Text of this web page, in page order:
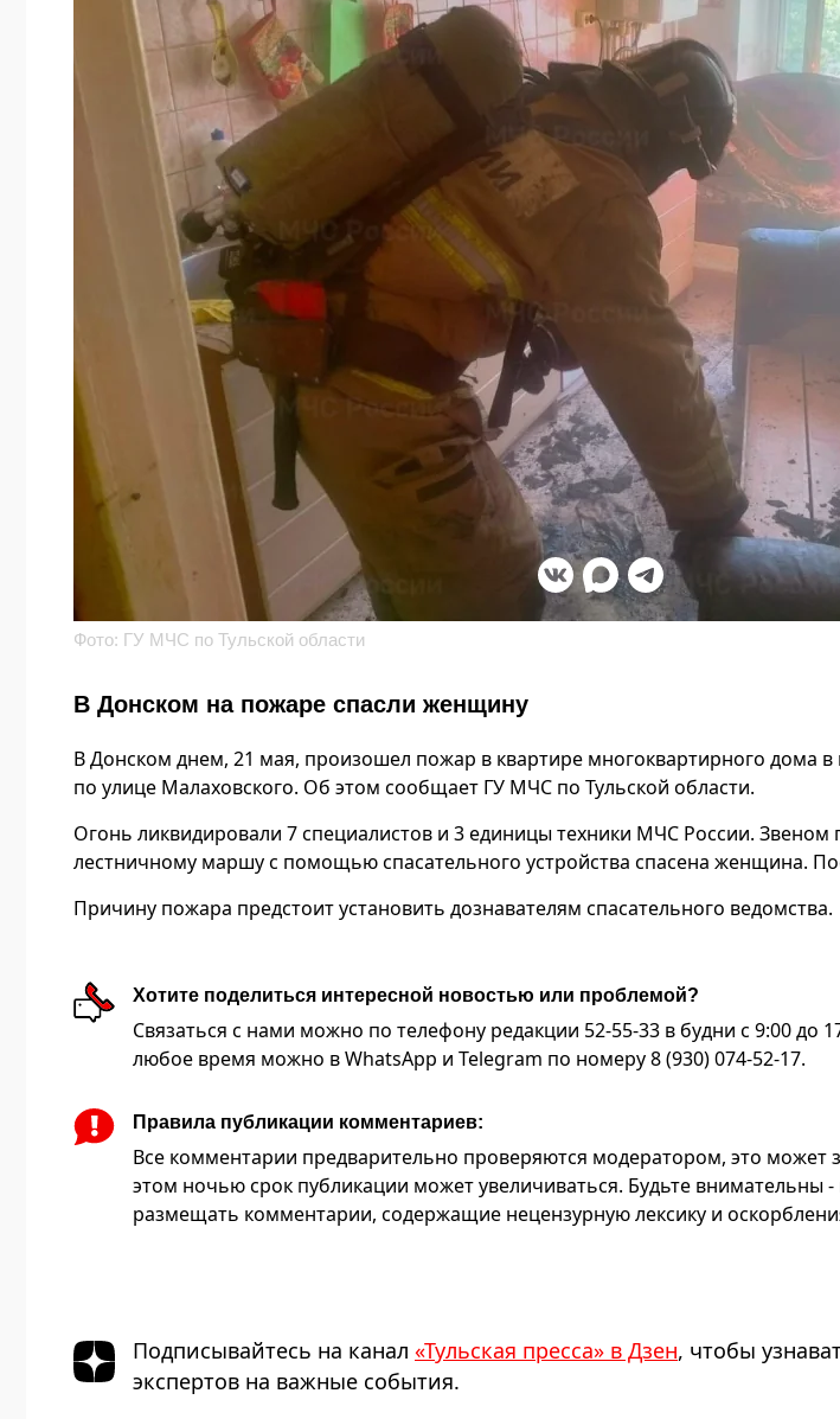
Фото: ГУ МЧС по Тульской области
В Донском на пожаре спасли женщину
В Донском днем, 21 мая, произошел пожар в квартире многоквартирного дома
по улице Малаховского. Об этом сообщает ГУ МЧС по Тульской области.
Огонь ликвидировали 7 специалистов и 3 единицы техники МЧС России.
лестничному маршу с помощью спасательного устройства спасена женщина.
Причину пожара предстоит установить дознавателям спасательного ведомства.
Хотите поделиться интересной новостью или проблемой?
Связаться с нами можно по телефону редакции 52-55-33 в будни с 9:00 до
любое время можно в WhatsApp и Telegram по номеру 8 (930) 074-52-17.
Правила публикации комментариев:
Все комментарии предварительно проверяются модератором, это может
этом ночью срок публикации может увеличиваться. Будьте внимательны
размещать комментарии, содержащие нецензурную лексику и
Подписывайтесь на канал «Тульская пресса» в Дзен, чтобы
экспертов на важные события.